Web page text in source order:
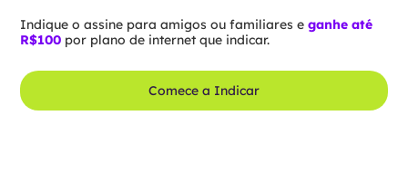
Indique o assine para amigos ou familiares eganhe até
R$100 por plano de internet que indicar.
Comece a Indicar